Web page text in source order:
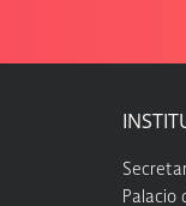
Palacio